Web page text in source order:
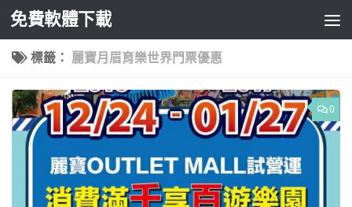
Skip to content
免費軟體下載
標籤： 麗寶月眉育樂世界門票優惠
0